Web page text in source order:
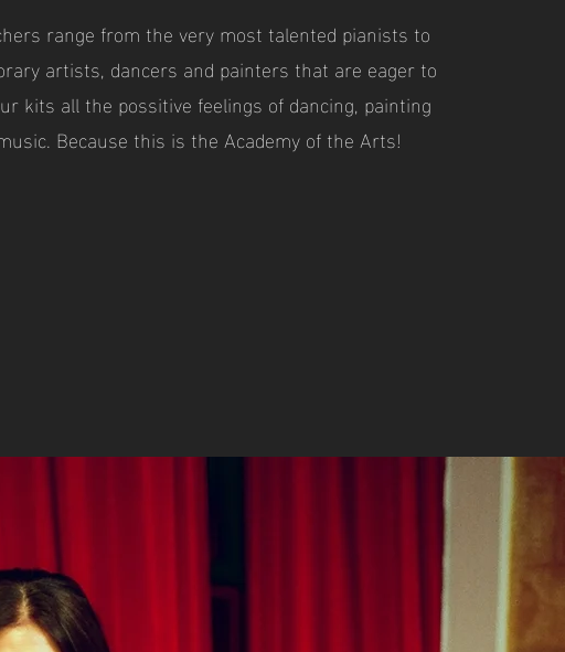
range from the very most talented pianists to
artists, dancers and painters that are eager to
kits all the possitive feelings of dancing, painting
Because this is the Academy of the Arts!